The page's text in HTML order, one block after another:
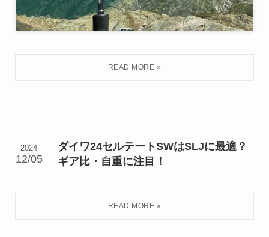
ダイワ24セルテートSWはSLJに最適？
ギア比・自重に注目！
2024
12/05